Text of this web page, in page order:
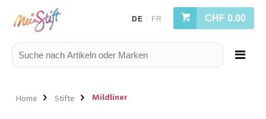
DE / FR CHF 0.00
Home Stifte Mildliner